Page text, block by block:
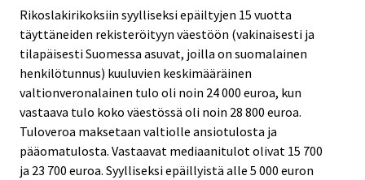
Rikoslakirikoksiin syylliseksi epäiltyjen 15 vuotta
täyttäneiden rekisteröityyn väestöön (vakinaisesti ja
tilapäisesti Suomessa asuvat, joilla on suomalainen
henkilötunnus) kuuluvien keskimääräinen
valtionveronalainen tulo oli noin 24 000 euroa, kun
vastaava tulo koko väestössä oli noin 28 800 euroa.
Tuloveroa maksetaan valtiolle ansiotulosta ja
pääomatulosta. Vastaavat mediaanitulot olivat 15 700
ja 23 700 euroa. Syylliseksi epäillyistä alle 5 000 euron